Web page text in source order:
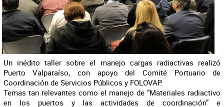
Un inédito taller sobre el manejo cargas radiactivas realizó
Puerto Valparaíso, con apoyo del Comité Portuario de
Coordinación de Servicios Públicos y FOLOVAP.
Temas tan relevantes como el manejo de “Materiales radiactivo
en los puertos y las actividades de coordinación” e